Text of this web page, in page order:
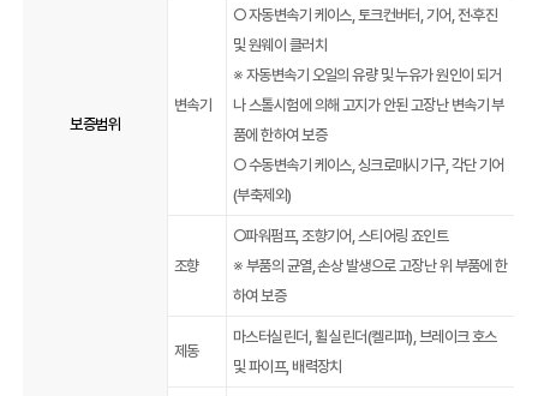
보증범위
변속기
○ 자동변속기 케이스, 토크컨버터, 기어, 전·후진
및 원웨이 클러치
※ 자동변속기 오일의 유량 및 누유가 원인이 되거
나 스톨시험에 의해 고지가 안된 고장난 변속기 부
품에 한하여 보증
○ 수동변속기 케이스, 싱크로매시기구, 각단 기어
(부축제외)
조향
○파워펌프, 조향기어, 스티어링 죠인트
※ 부품의 균열, 손상 발생으로 고장난 위 부품에 한
하여 보증
제동
마스터실린더, 휠 실린더(켈리퍼), 브레이크 호스
및 파이프, 배력장치